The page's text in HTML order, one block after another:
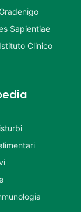
Sapientiae
Clinico